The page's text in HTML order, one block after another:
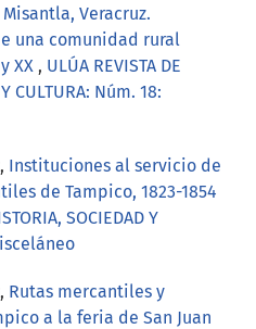
Veracruz.
una comunidad rural
XX , ULÚA REVISTA DE
CULTURA: Núm. 18:
Instituciones al servicio de
de Tampico, 1823-1854
SOCIEDAD Y
Rutas mercantiles y
a la feria de San Juan